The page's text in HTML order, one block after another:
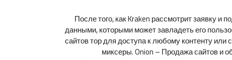
После того, как Kraken рассмотрит заявку
данными, которыми может завладеть его
сайтов тор для доступа к любому контенту
миксеры. Onion – Продажа сайтов и